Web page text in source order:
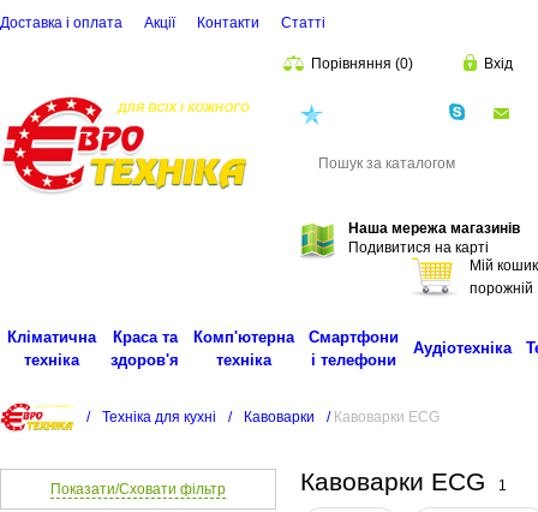
Доставка і оплата Акції Контакти Статті
Порівняння (0) Вхід
Наша мережа магазинів
Подивитися на карті
Мій кошик
порожній
Кліматична
техніка
Краса та
здоров'я
Комп'ютерна
техніка
Смартфони
і телефони
Аудіотехніка
/ Техніка для кухні / Кавоварки / Кавоварки ECG
Показати/Сховати фільтр Кавоварки ECG 1